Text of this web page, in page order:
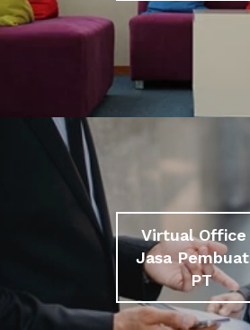
Virtual Office
Jasa
PT